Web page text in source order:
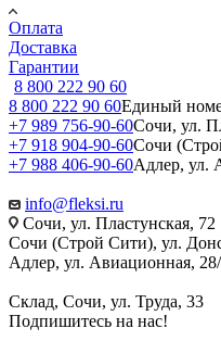
Оплата
Доставка
Гарантии
8 800 222 90 60
8 800 222 90 60Единый
+7 989 756-90-60Сочи, ул.
+7 918 904-90-60Сочи
+7 988 406-90-60Адлер, ул.
info@fleksi.ru
Сочи, ул. Пластунская, 72
Сочи (Строй Сити), ул.
Адлер, ул. Авиационная,
Склад, Сочи, ул. Труда, 33
Подпишитесь на нас!